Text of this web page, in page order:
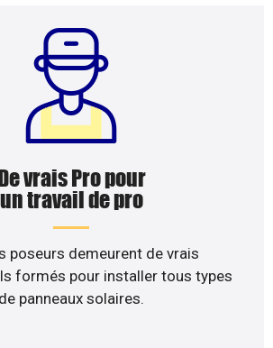
vrais Pro pour
un travail de pro
poseurs demeurent de vrais
formés pour installer tous types
de panneaux solaires.